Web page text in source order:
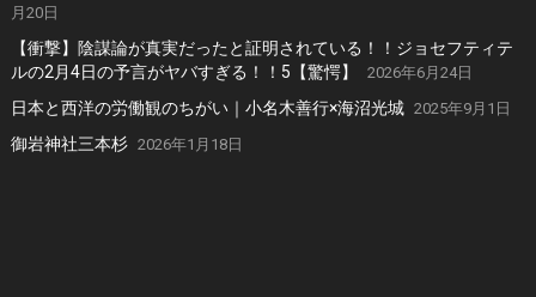
月20日
【衝撃】陰謀論が真実だったと証明されている！！ジョセフティテ
ルの2月4日の予言がヤバすぎる！！5【驚愕】
2026年6月24日
日本と西洋の労働観のちがい｜小名木善行×海沼光城 2025年9月1日
御岩神社三本杉 2026年1月18日